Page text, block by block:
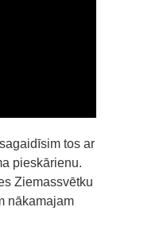
tos ar
pieskārienu.
Ziemassvētku
nākamajam